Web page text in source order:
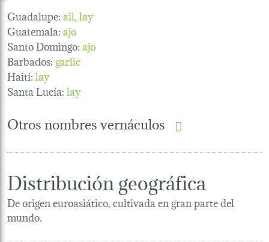
Guadalupe:ail lay
Guatemala:ajo
Santo Domingo:ajo
Barbados:garlic
Haití:lay
Santa Lucía:lay
Otros nombres vernáculos
Distribución geográfica
De origen euroasiático, cultivada en gran parte del
mundo.